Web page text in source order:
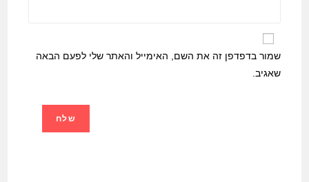
שמור בדפדפן זה את השם, האימייל והאתר שלי לפעם הבאה
שאגיב.